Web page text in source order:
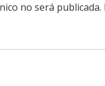
no será publicada.